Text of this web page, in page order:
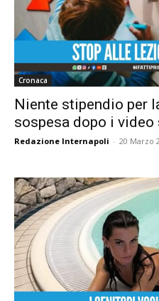
Cronaca
Niente stipendio per
sospesa dopo i video
Redazione Internapoli - 20 Marzo